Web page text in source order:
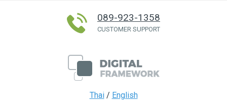
089-923-1358
CUSTOMER SUPPORT
Thai/ English